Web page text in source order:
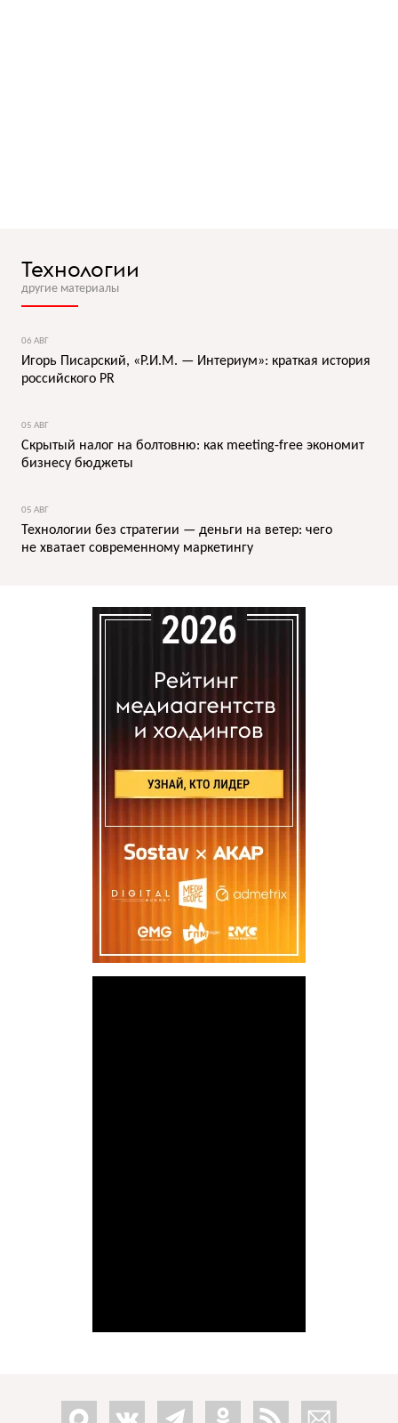
Технологии
другие материалы
06 АВГ
Игорь Писарский, «Р.И.М. — Интериум»: краткая история
российского PR
05 АВГ
Скрытый налог на болтовню: как meeting-free экономит
бизнесу бюджеты
05 АВГ
Технологии без стратегии — деньги на ветер: чего
не хватает современному маркетингу